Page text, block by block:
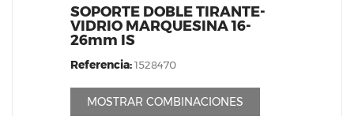
SOPORTE DOBLE TIRANTE-
VIDRIO MARQUESINA 16-
26mm IS
Referencia:1528470
MOSTRAR COMBINACIONES